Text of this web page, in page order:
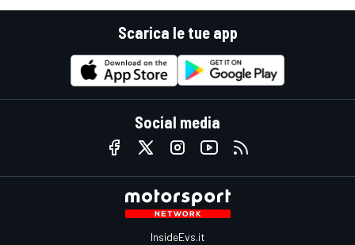
Scarica le tue app
Social media
InsideEvs.it